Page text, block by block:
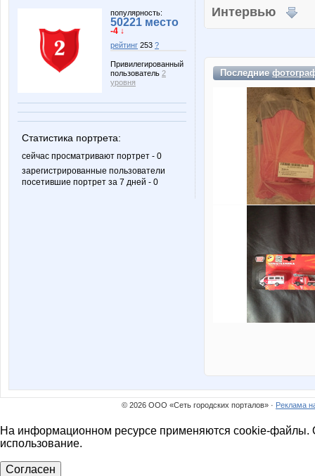
популярность:
50221 место
-4 ↓
рейтинг 253 ?
Привилегированный
пользователь 2
уровня
Статистика портрета:
сейчас просматривают портрет - 0
зарегистрированные пользователи
посетившие портрет за 7 дней - 0
Интервью
Последние
© 2026 ООО «Сеть городских порталов» · Реклама
На информационном ресурсе применяются cookie-файлы.
использование.
Согласен